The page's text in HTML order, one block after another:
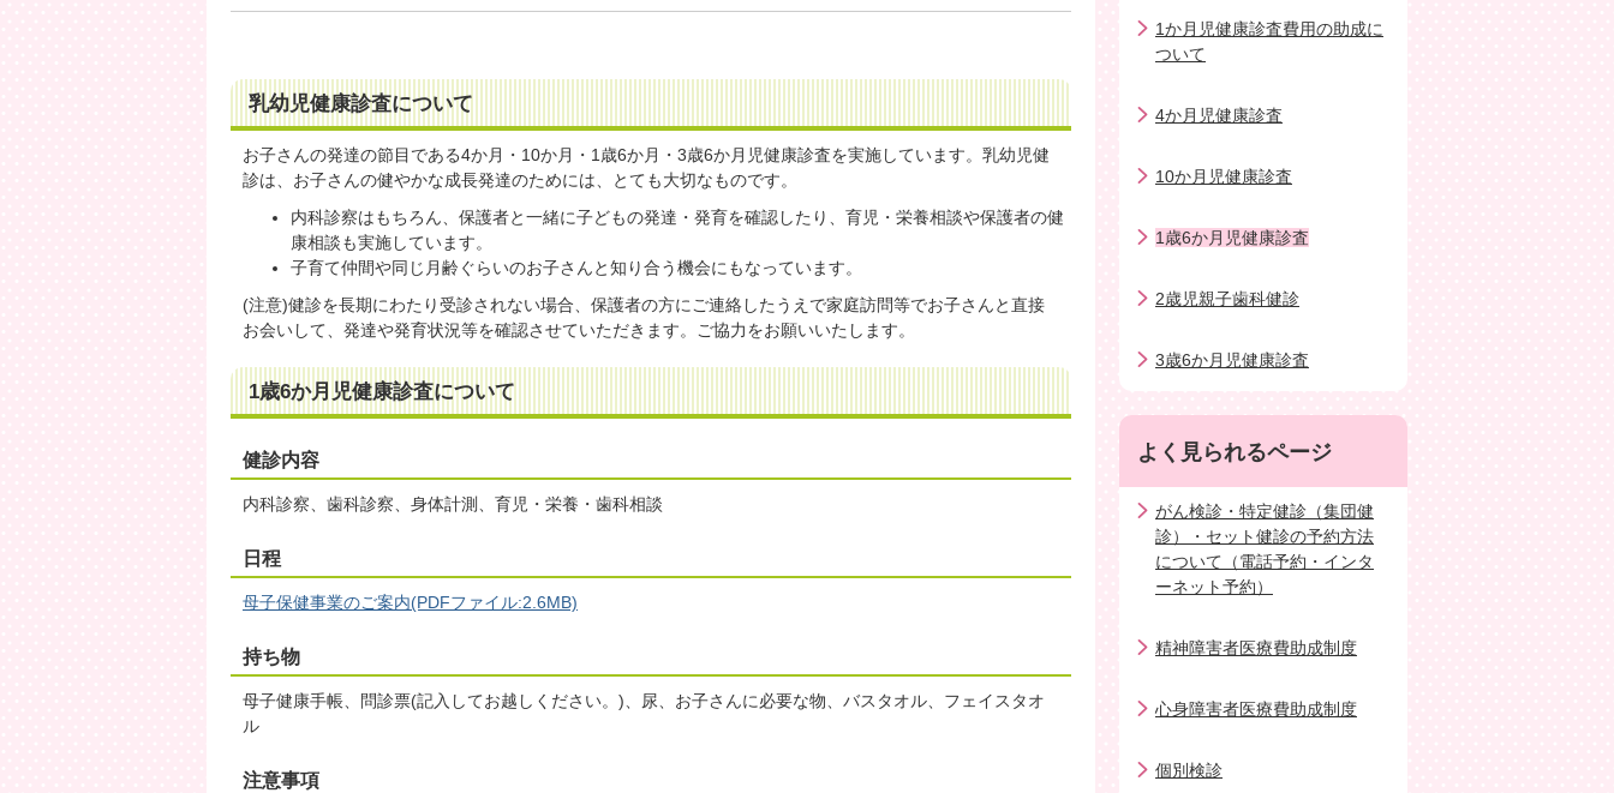
乳幼児健康診査について
お子さんの発達の節目である4か月・10か月・1歳6か月・3歳6か月児健康診査を実施しています。乳幼児健
診は、お子さんの健やかな成長発達のためには、とても大切なものです。
内科診察はもちろん、保護者と一緒に子どもの発達・発育を確認したり、育児・栄養相談や保護者の健
康相談も実施しています。
子育て仲間や同じ月齢ぐらいのお子さんと知り合う機会にもなっています。
(注意)健診を長期にわたり受診されない場合、保護者の方にご連絡したうえで家庭訪問等でお子さんと直接
お会いして、発達や発育状況等を確認させていただきます。ご協力をお願いいたします。
1歳6か月児健康診査について
健診内容
内科診察、歯科診察、身体計測、育児・栄養・歯科相談
日程
母子保健事業のご案内(PDFファイル:2.6MB)
持ち物
母子健康手帳、問診票(記入してお越しください。)、尿、お子さんに必要な物、バスタオル、フェイスタオ
ル
注意事項
1か月児健康診査費用の助成に
ついて
4か月児健康診査
10か月児健康診査
1歳6か月児健康診査
2歳児親子歯科健診
3歳6か月児健康診査
よく見られるページ
がん検診・特定健診（集団健
診）・セット健診の予約方法
について（電話予約・インタ
ーネット予約）
精神障害者医療費助成制度
心身障害者医療費助成制度
個別検診